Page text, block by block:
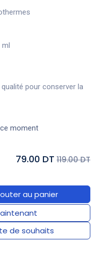
ml
pour conserver la
moment
au panier
de souhaits
79.00 DT 119.00 DT